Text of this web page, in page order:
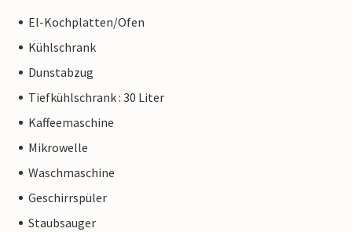
El-Kochplatten/Ofen
Kühlschrank
Dunstabzug
Tiefkühlschrank : 30 Liter
Kaffeemaschine
Mikrowelle
Waschmaschine
Geschirrspüler
Staubsauger